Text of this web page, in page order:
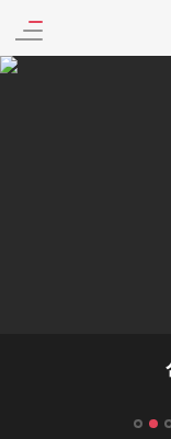
엘소드 프로모션
신규 지역